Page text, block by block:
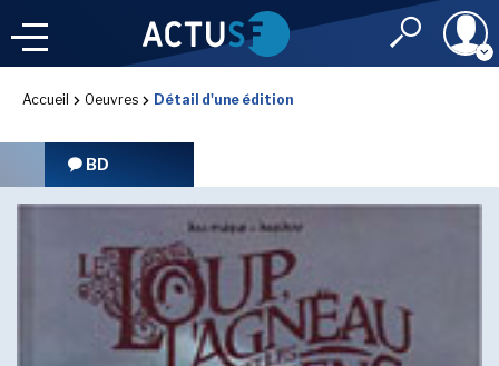
Mot de passe
CONNEXION
NOSRUBRIQUES
LES UTOPIALES 2025
Accueil Oeuvres Détail d'une édition
BD